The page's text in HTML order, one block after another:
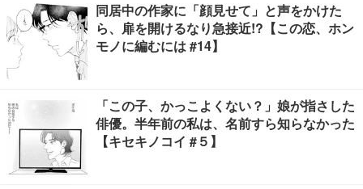
同居中の作家に「顔見せて」と声をかけた
ら、扉を開けるなり急接近!?【この恋、ホン
モノに編むには #14】
「この子、かっこよくない？」娘が指さした
俳優。半年前の私は、名前すら知らなかった
【キセキノコイ #５】